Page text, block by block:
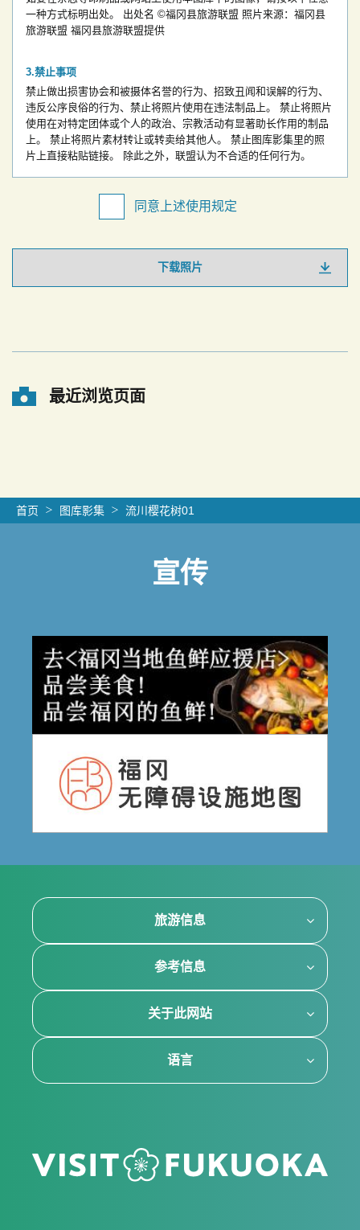
一种方式标明出处。
出处名 ©福冈县旅游联盟 照片来源：福冈县
旅游联盟 福冈县旅游联盟提供
禁止事项
禁止做出损害协会和被摄体名誉的行为、招致丑闻和误解的行为、
违反公序良俗的行为、禁止将照片使用在违法制品上。
禁止将照片
使用在对特定团体或个人的政治、宗教活动有显著助长作用的制品
上。
禁止将照片素材转让或转卖给其他人。
禁止图库影集里的照
片上直接粘贴链接。
除此之外，联盟认为不合适的任何行为。
同意上述使用规定
下载照片
最近浏览页面
首页 图库影集 流川樱花树01
宣传
旅游信息
参考信息
关于此网站
语言